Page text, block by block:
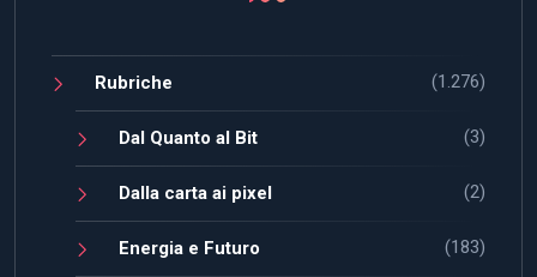
Rubriche (1.276)
Dal Quanto al Bit (3)
Dalla carta ai pixel (2)
Energia e Futuro (183)